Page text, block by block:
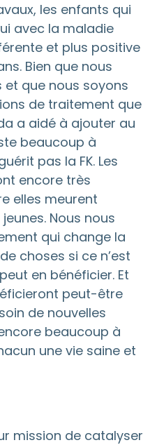
les enfants qui
avec la maladie
et plus positive
Bien que nous
que nous soyons
de traitement que
a aidé à ajouter au
beaucoup à
pas la FK. Les
encore très
elles meurent
Nous nous
qui change la
choses si ce n’est
en bénéficier. Et
peut-être
de nouvelles
beaucoup à
une vie saine et
mission de catalyser